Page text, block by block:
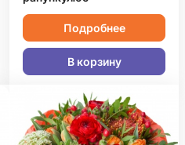
Подробнее
В корзину